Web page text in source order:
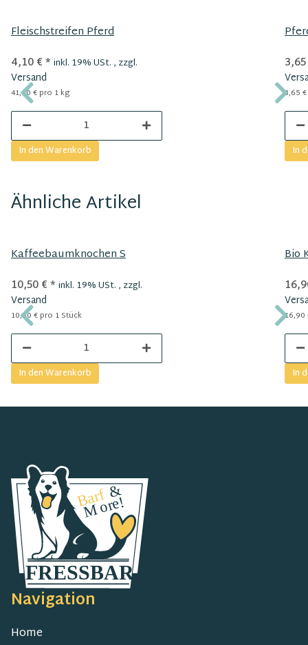
Fleischstreifen Pferd
4,10 €* inkl. 19% USt. , zzgl.
Versand
41,00 € pro 1 kg
In den Warenkorb
3,65
In
Ähnliche Artikel
Kaffeebaumknochen S
10,50 €* inkl. 19% USt. , zzgl.
Versand
10,50 € pro 1 Stück
In den Warenkorb
Bio
16,90
In
Navigation
Home